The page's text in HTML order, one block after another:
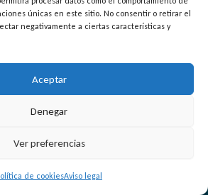
únicas en este sitio. No consentir o retirar el
negativamente a ciertas características y
Aceptar
Denegar
Ver preferencias
de cookiesAviso legal
L
i
n
u